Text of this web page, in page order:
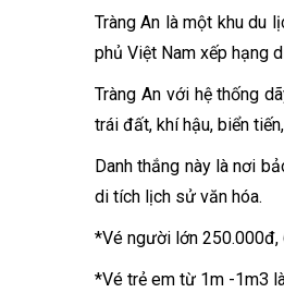
Tràng An là một khu du
phủ Việt Nam xếp hạng
Tràng An với hệ thống
trái đất, khí hậu, biển
Danh thắng này là nơi
di tích lịch sử văn hóa.
*Vé người lớn 250.000đ,
*Vé trẻ em từ 1m -1m3